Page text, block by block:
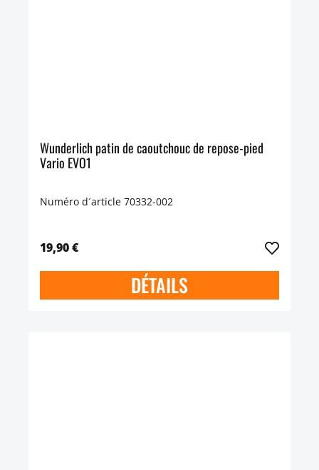
Wunderlich patin de caoutchouc de repose-pied
Vario EVO1
Numéro d´article 70332-002
19,90 €
DÉTAILS